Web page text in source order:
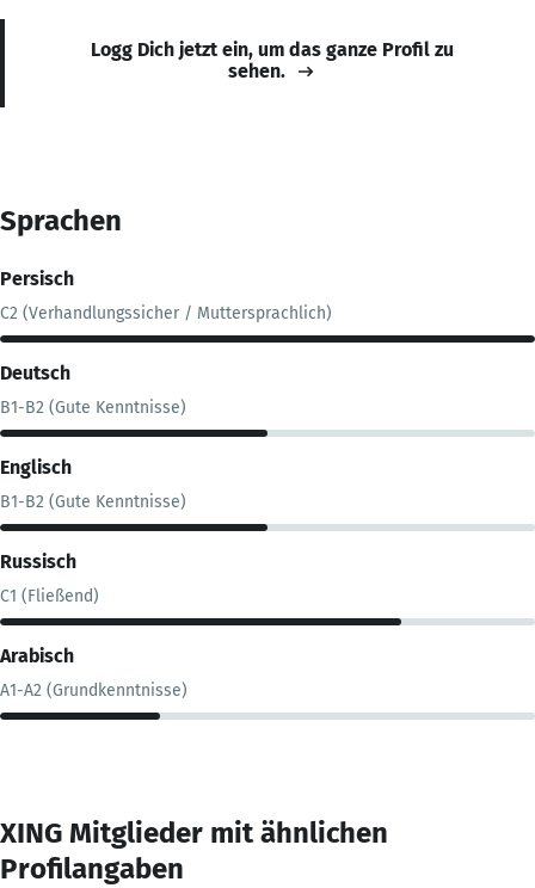
Logg Dich jetzt ein, um das ganze Profil zu
sehen.
Sprachen
Persisch
C2 (Verhandlungssicher / Muttersprachlich)
Deutsch
B1-B2 (Gute Kenntnisse)
Englisch
B1-B2 (Gute Kenntnisse)
Russisch
C1 (Fließend)
Arabisch
A1-A2 (Grundkenntnisse)
XING Mitglieder mit ähnlichen
Profilangaben